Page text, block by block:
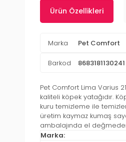
Ürün Özellikleri
Marka Pet Comfort
Barkod 8683181130241
Pet Comfort Lima Varius
kaliteli köpek yatağıdır.
kuru temizleme ile
üretim kaymaz kumaş
ambalajında el
Marka: